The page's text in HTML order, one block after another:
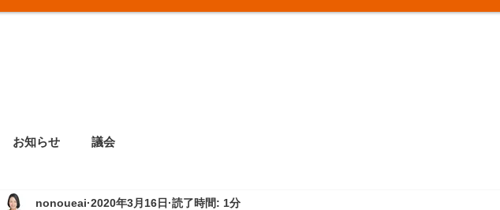
お知らせ 議会
nonoueai 2020年3月16日 読了時間: 1分